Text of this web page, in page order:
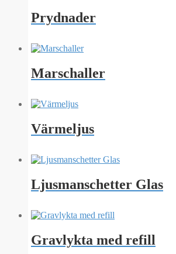
Prydnader
Marschaller
Värmeljus
Ljusmanschetter Glas
Gravlykta med refill